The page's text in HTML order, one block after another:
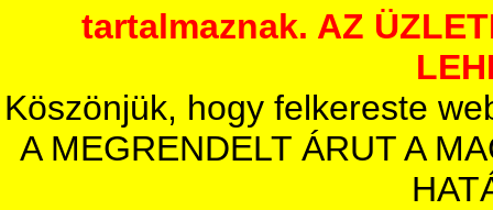
tartalmaznak. AZ
Köszönjük, hogy felkereste
A MEGRENDELT ÁRUT A